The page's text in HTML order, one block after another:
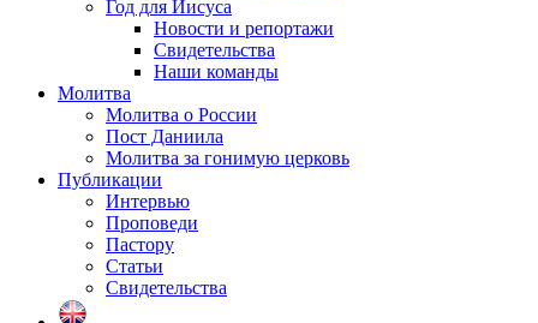
Год для Иисуса
Новости и репортажи
Свидетельства
Наши команды
Молитва
Молитва о России
Пост Даниила
Молитва за гонимую церковь
Публикации
Интервью
Проповеди
Пастору
Статьи
Свидетельства